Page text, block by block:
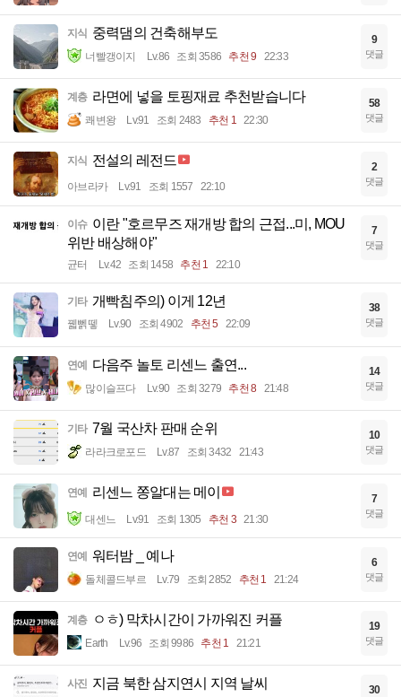
지식 중력댐의 건축해부도
너빨갱이지 Lv.86 조회 3586 추천 9 22:33
9
댓글
계층 라면에 넣을 토핑재료 추천받습니다
쾌변왕 Lv.91 조회 2483 추천 1 22:30
58
댓글
지식 전설의 레전드
아브라카 Lv.91 조회 1557 22:10
2
댓글
이슈 이란 "호르무즈 재개방 합의 근접...미, MOU
위반 배상해야"
균터 Lv.42 조회 1458 추천 1 22:10
7
댓글
기타 개빡침주의) 이게 12년
꿻뻵뗗 Lv.90 조회 4902 추천 5 22:09
38
댓글
연예 다음주 놀토 리센느 출연...
많이슬프다 Lv.90 조회 3279 추천 8 21:48
14
댓글
기타 7월 국산차 판매 순위
라라크로포드 Lv.87 조회 3432 21:43
10
댓글
연예 리센느 쫑알대는 메이
대센느 Lv.91 조회 1305 추천 3 21:30
7
댓글
연예 워터밤 _ 예나
돌체콜드부르 Lv.79 조회 2852 추천 1 21:24
6
댓글
계층 ㅇㅎ) 막차시간이 가까워진 커플
Earth Lv.96 조회 9986 추천 1 21:21
19
댓글
사진 지금 북한 삼지연시 지역 날씨 30